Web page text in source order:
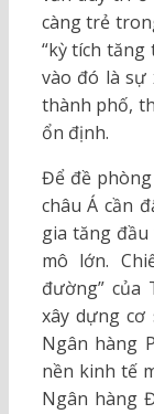
càng trẻ
“kỳ tích
vào đó là sự
thành phố,
ổn định.
Để đề
châu Á cần
gia tăng
mô lớn.
đường” của
xây dựng
Ngân hàng
nền kinh tế
Ngân hàng